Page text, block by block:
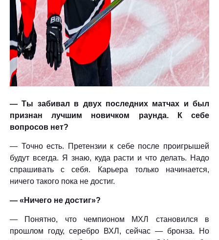
— Ты забивал в двух последних матчах и был
признан лучшим новичком раунда. К себе
вопросов нет?
— Точно есть. Претензии к себе после проигрышей
будут всегда. Я знаю, куда расти и что делать. Надо
спрашивать с себя. Карьера только начинается,
ничего такого пока не достиг.
— «Ничего не достиг»?
— Понятно, что чемпионом МХЛ становился в
прошлом году, серебро ВХЛ, сейчас — бронза. Но